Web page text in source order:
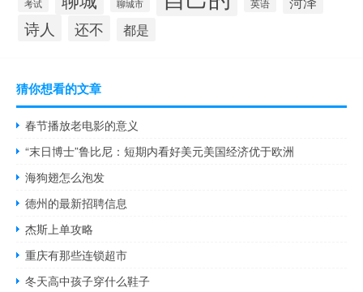
考试 聊城市 英语
诗人 还不 都是
猜你想看的文章
春节播放老电影的意义
“末日博士”鲁比尼：短期内看好美元美国经济优于欧洲
海狗翅怎么泡发
德州的最新招聘信息
杰斯上单攻略
重庆有那些连锁超市
冬天高中孩子穿什么鞋子